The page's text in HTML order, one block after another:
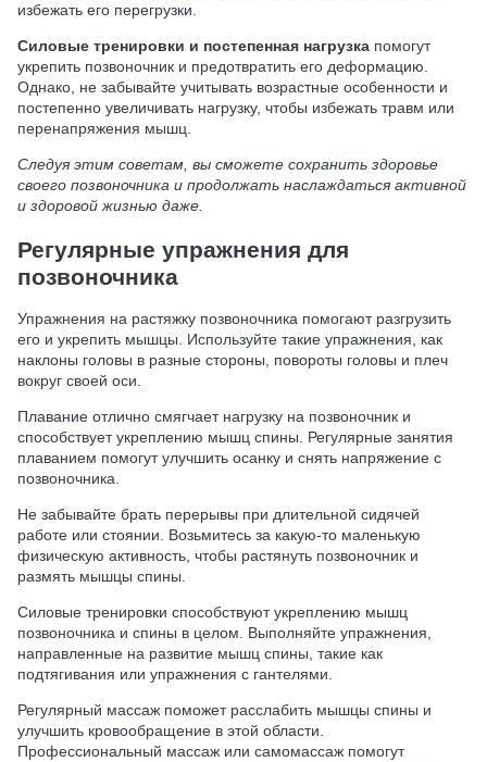
избежать его перегрузки.
Силовые тренировки и постепенная нагрузка помогут
укрепить позвоночник и предотвратить его деформацию.
Однако, не забывайте учитывать возрастные особенности и
постепенно увеличивать нагрузку, чтобы избежать травм или
перенапряжения мышц.
Следуя этим советам, вы сможете сохранить здоровье
своего позвоночника и продолжать наслаждаться активной
и здоровой жизнью даже.
Регулярные упражнения для
позвоночника
Упражнения на растяжку позвоночника помогают разгрузить
его и укрепить мышцы. Используйте такие упражнения, как
наклоны головы в разные стороны, повороты головы и плеч
вокруг своей оси.
Плавание отлично смягчает нагрузку на позвоночник и
способствует укреплению мышц спины. Регулярные занятия
плаванием помогут улучшить осанку и снять напряжение с
позвоночника.
Не забывайте брать перерывы при длительной сидячей
работе или стоянии. Возьмитесь за какую-то маленькую
физическую активность, чтобы растянуть позвоночник и
размять мышцы спины.
Силовые тренировки способствуют укреплению мышц
позвоночника и спины в целом. Выполняйте упражнения,
направленные на развитие мышц спины, такие как
подтягивания или упражнения с гантелями.
Регулярный массаж поможет расслабить мышцы спины и
улучшить кровообращение в этой области.
Профессиональный массаж или самомассаж помогут